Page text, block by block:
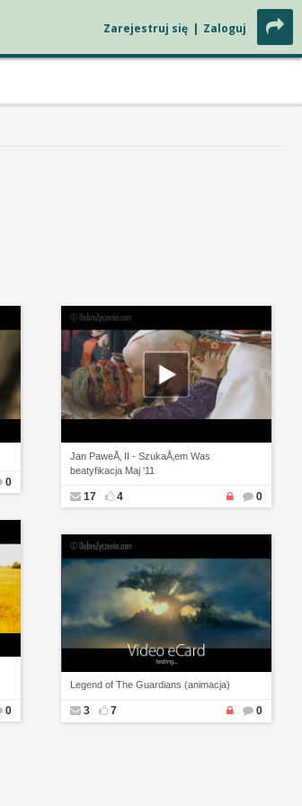
Zarejestruj się | Zaloguj
0
Jan PaweÅ‚ II - SzukaÅ‚em Was
beatyfikacja Maj '11
17 4 0
0
Legend of The Guardians (animacja)
3 7 0